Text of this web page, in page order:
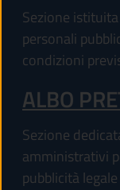
Sezione
personali
condizioni
ALBO
Sezione
amministrativi
pubblicità